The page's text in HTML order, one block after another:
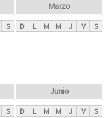
S
Marzo
D L M M J V S
S
Junio
D L M M J V S